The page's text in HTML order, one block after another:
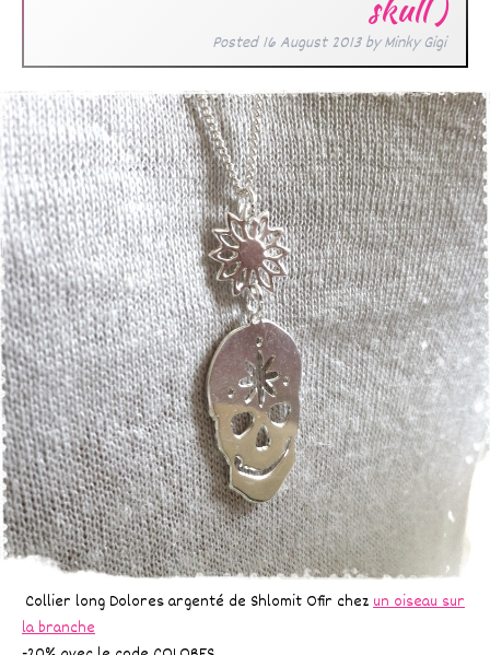
Posted16 August 2013byMinky Gigi
Collier long Dolores argenté de Shlomit Ofir chezun oiseau sur
la branche